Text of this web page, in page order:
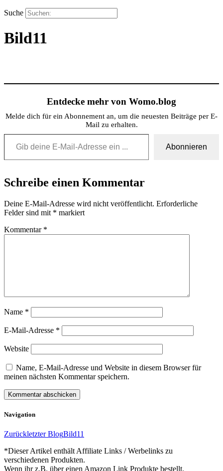
Suche
Bild11
Entdecke mehr von Womo.blog
Melde dich für ein Abonnement an, um die neuesten Beiträge per E-
Mail zu erhalten.
Gib deine E-Mail-Adresse ein ...
Abonnieren
Schreibe einen Kommentar
Deine E-Mail-Adresse wird nicht veröffentlicht. Erforderliche
Felder sind mit * markiert
Kommentar *
Name *
E-Mail-Adresse *
Website
Name, E-Mail-Adresse und Website in diesem Browser für
meinen nächsten Kommentar speichern.
Navigation
Zurückletzter BlogBild11
*Dieser Artikel enthält Affiliate Links / Werbelinks zu
verschiedenen Produkten.
Wenn ihr z.B. über einen Amazon Link Produkte bestellt,